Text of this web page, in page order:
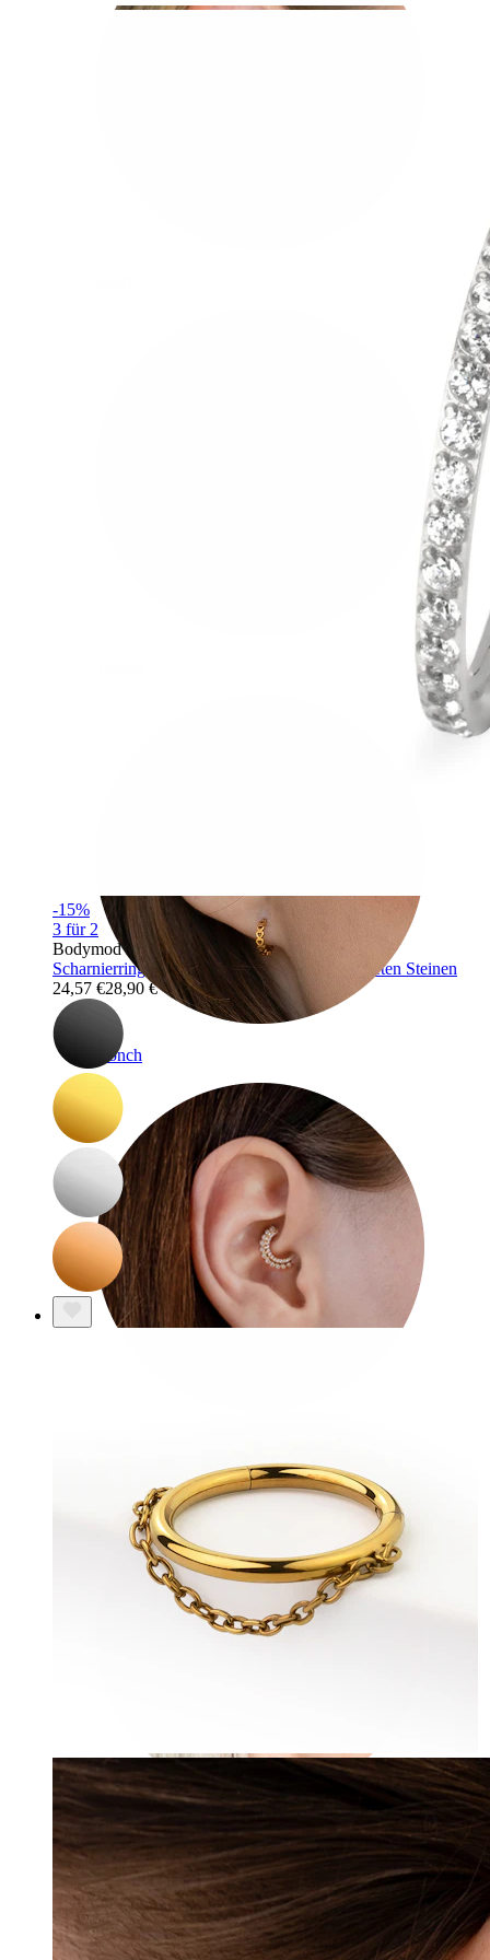
Conch
Industrial
-15%
3 für 2
Bodymod Premium
Scharnierring aus Titan mit nach außen gerichteten Steinen
24,57 €28,90 €